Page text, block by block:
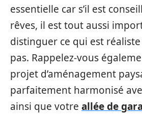
essentielle car s’il est
rêves, il est tout aussi
distinguer ce qui est réaliste
pas. Rappelez-vous
projet d’aménagement
parfaitement harmonisé
ainsi que votre allée de